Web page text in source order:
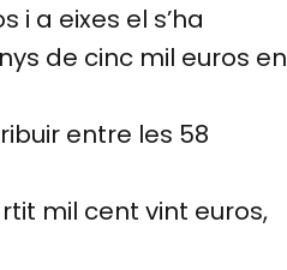
i a eixes el s’ha
de cinc mil euros en
entre les 58
mil cent vint euros,